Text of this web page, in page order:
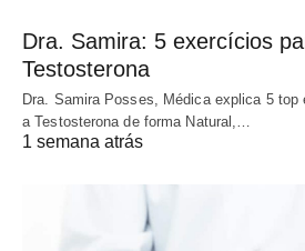
Dra. Samira: 5 exercícios
Testosterona
Dra. Samira Posses, Médica explica 5 top
a Testosterona de forma Natural,…
1 semana atrás